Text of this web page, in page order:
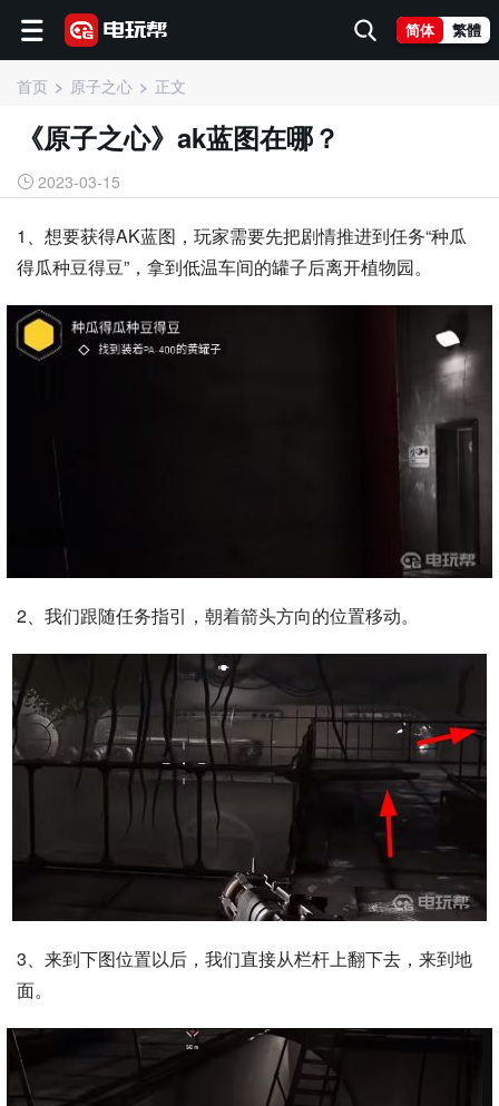
简体 繁體
首页 原子之心 正文
《原子之心》ak蓝图在哪？
2023-03-15
1、想要获得AK蓝图，玩家需要先把剧情推进到任务“种瓜
得瓜种豆得豆”，拿到低温车间的罐子后离开植物园。
2、我们跟随任务指引，朝着箭头方向的位置移动。
3、来到下图位置以后，我们直接从栏杆上翻下去，来到地
面。